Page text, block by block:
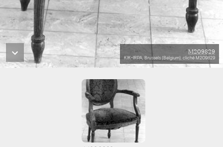
M209829
KIK-IRPA, Brussels (Belgium), cliché M209829